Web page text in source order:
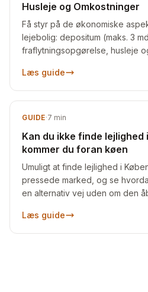
Husleje og Omkostninger
Få styr på de økonomiske
lejebolig: depositum (maks. 3
fraflytningsopgørelse, husleje
Læs guide
GUIDE·7 min
Kan du ikke finde lejlighed
kommer du foran køen
Umuligt at finde lejlighed i
pressede marked, og se
en alternativ vej uden om den
Læs guide